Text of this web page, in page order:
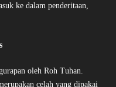
ke dalam penderitaan,
oleh Roh Tuhan.
celah yang dipakai